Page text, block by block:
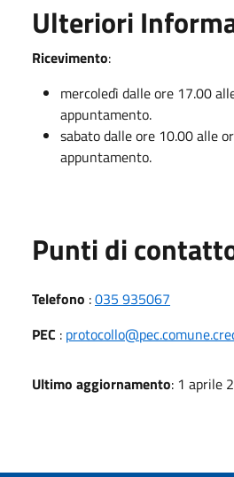
Ulteriori
Ricevimento:
mercoledì dalle ore 17.00
appuntamento.
sabato dalle ore 10.00 alle
appuntamento.
Punti di
Telefono :035 935067
PEC :
Ultimo aggiornamento: 1 aprile